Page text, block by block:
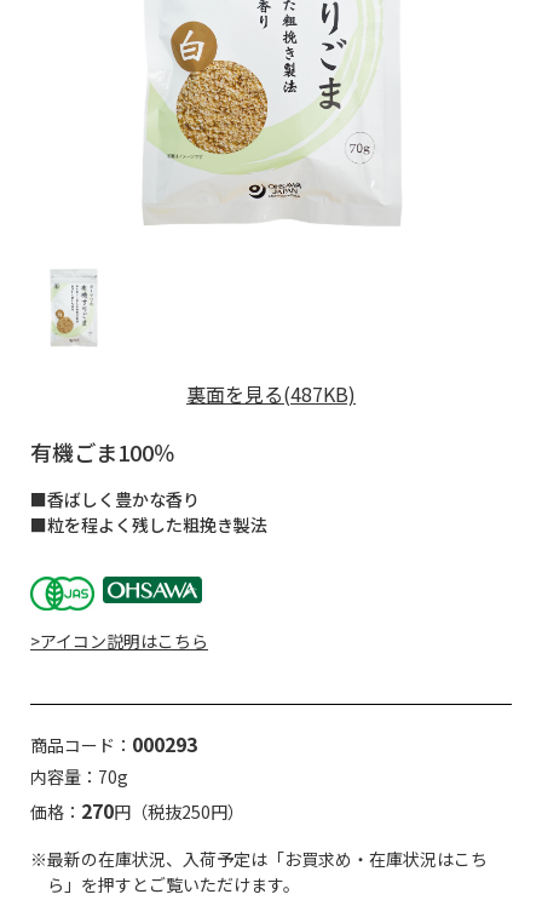
裏面を見る(487KB)
有機ごま100％
■香ばしく豊かな香り
■粒を程よく残した粗挽き製法
>アイコン説明はこちら
商品コード： 000293
内容量：70g
価格： 270円（税抜250円）
※最新の在庫状況、入荷予定は「お買求め・在庫状況はこち
ら」を押すとご覧いただけます。